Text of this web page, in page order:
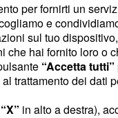
per fornirti un
e
sul tuo
hai fornito loro o
“Accetta tutti”
trattamento dei dati
“X” in alto a destra),